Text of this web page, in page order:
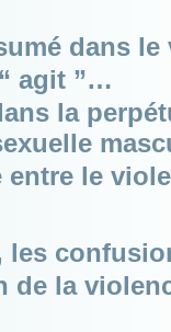
dans
agit ”…
la
entre le
les
de la